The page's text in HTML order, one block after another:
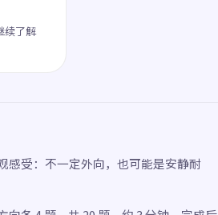
续了解
感受：不一定外向，也可能是安静耐